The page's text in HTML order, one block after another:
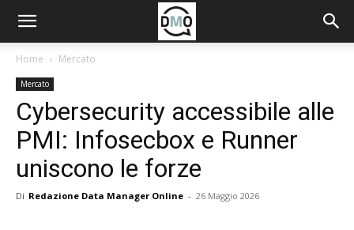
Home Mercato
Mercato
Cybersecurity accessibile alle
PMI: Infosecbox e Runner
uniscono le forze
Di Redazione Data Manager Online - 26 Maggio 2026